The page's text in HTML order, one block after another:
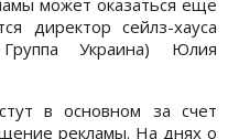
директор сейлз-хауса
Украина) Юлия
в основном за счет
рекламы. На днях о